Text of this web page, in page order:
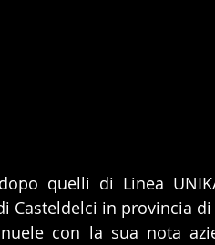
quelli di Linea
Casteldelci in provincia
con la sua nota